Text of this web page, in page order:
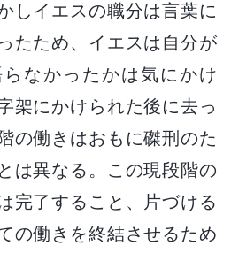
しイエスの職分は言葉に
たため、イエスは自分が
なかったかは気にかけ
架にかけられた後に去っ
の働きはおもに磔刑のた
は異なる。この現段階の
完了すること、片づける
の働きを終結させるため